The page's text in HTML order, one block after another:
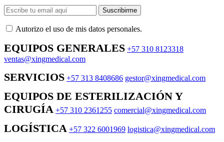
Suscribirme
Autorizo ​​el uso de mis datos personales.
EQUIPOS GENERALES +57 310 8123318
ventas@xingmedical.com
SERVICIOS +57 313 8408686 gestor@xingmedical.com
EQUIPOS DE ESTERILIZACIÓN Y
CIRUGÍA +57 310 2361255 comercial@xingmedical.com
LOGÍSTICA +57 322 6001969 logistica@xingmedical.com